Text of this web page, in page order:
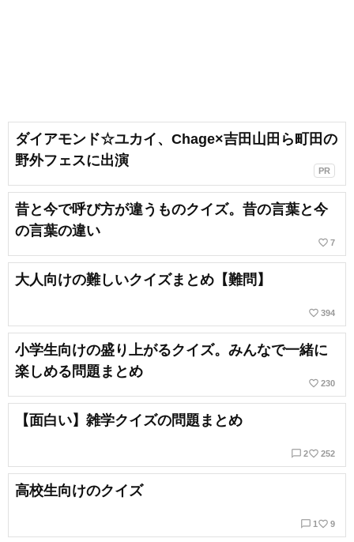
ダイアモンド☆ユカイ、Chage×吉田山田ら町田の
野外フェスに出演
PR
昔と今で呼び方が違うものクイズ。昔の言葉と今
の言葉の違い
favorite_border 7
大人向けの難しいクイズまとめ【難問】
favorite_border 394
小学生向けの盛り上がるクイズ。みんなで一緒に
楽しめる問題まとめ
favorite_border 230
【面白い】雑学クイズの問題まとめ
chat_bubble_outline 2favorite_border 252
高校生向けのクイズ
chat_bubble_outline 1 favorite_border 9